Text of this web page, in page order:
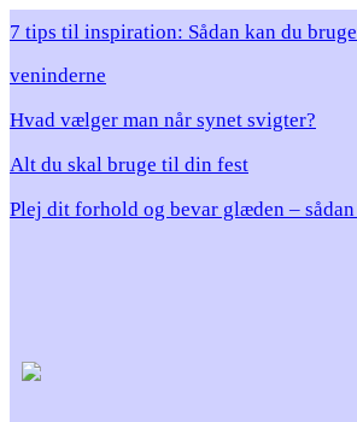
7 tips til inspiration: Sådan kan du
veninderne
Hvad vælger man når synet svigter?
Alt du skal bruge til din fest
Plej dit forhold og bevar glæden –